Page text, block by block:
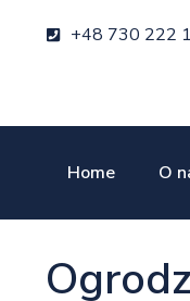
+48 730 222
Home O